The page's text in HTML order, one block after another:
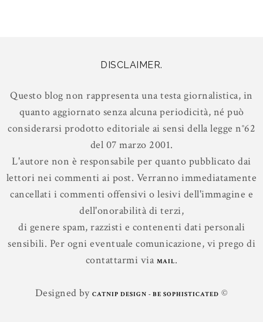
DISCLAIMER.
Questo blog non rappresenta una testa giornalistica, in
quanto aggiornato senza alcuna periodicità, né può
considerarsi prodotto editoriale ai sensi della legge n°62
del 07 marzo 2001.
L'autore non è responsabile per quanto pubblicato dai
lettori nei commenti ai post. Verranno immediatamente
cancellati i commenti offensivi o lesivi dell'immagine e
dell'onorabilità di terzi,
di genere spam, razzisti e contenenti dati personali
sensibili. Per ogni eventuale comunicazione, vi prego di
contattarmi via MAIL.
Designed by CATNIP DESIGN - BE SOPHISTICATED ©